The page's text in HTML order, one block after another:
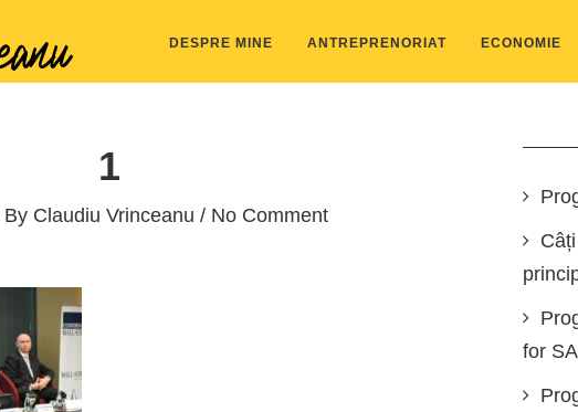
DESPRE MINE ANTREPRENORIAT ECONOMIE
1
By Claudiu Vrinceanu / No Comment
for